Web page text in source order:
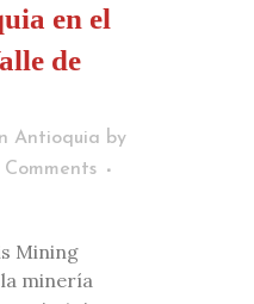
en el
de
Antioquia by
Comments
Mining
minería